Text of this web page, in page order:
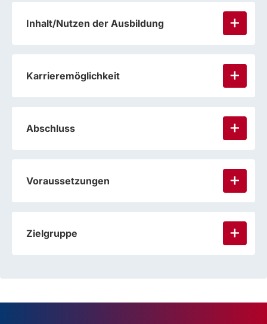
Inhalt/Nutzen der Ausbildung
Karrieremöglichkeit
Abschluss
Voraussetzungen
Zielgruppe